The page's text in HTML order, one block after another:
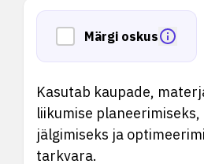
Märgi oskus
Kasutab kaupade,
liikumise
jälgimiseks ja
tarkvara.